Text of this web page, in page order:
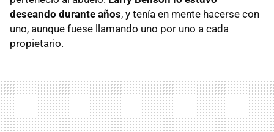
deseando durante años, y tenía en mente hacerse con
uno, aunque fuese llamando uno por uno a cada
propietario.